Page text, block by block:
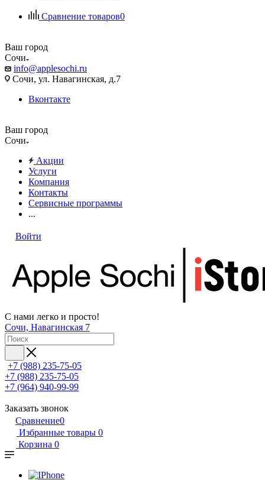
Сравнение товаров0
Ваш город
Сочи
info@applesochi.ru
Сочи, ул. Навагинская, д.7
Вконтакте
Ваш город
Сочи
Акции
Услуги
Компания
Контакты
Сервисные программы
...
Войти
С нами легко и просто!
Сочи, Навагинская 7
+7 (988) 235-75-05
+7 (988) 235-75-05
+7 (964) 940-99-99
Заказать звонок
Сравнение0
Избранные товары 0
Корзина 0